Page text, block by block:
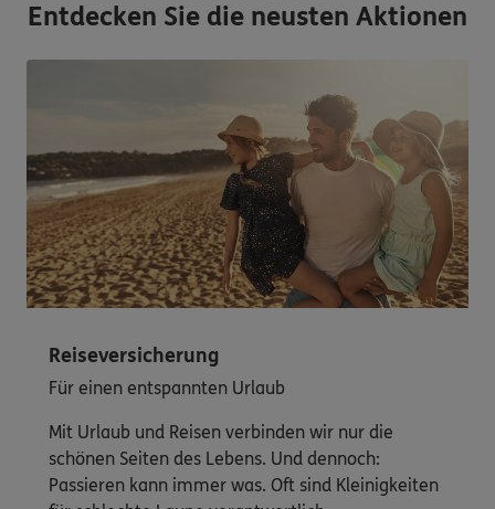
Entdecken Sie die neusten Aktionen
Reiseversicherung
Für einen entspannten Urlaub
Mit Urlaub und Reisen verbinden wir nur die
schönen Seiten des Lebens. Und dennoch:
Passieren kann immer was. Oft sind Kleinigkeiten